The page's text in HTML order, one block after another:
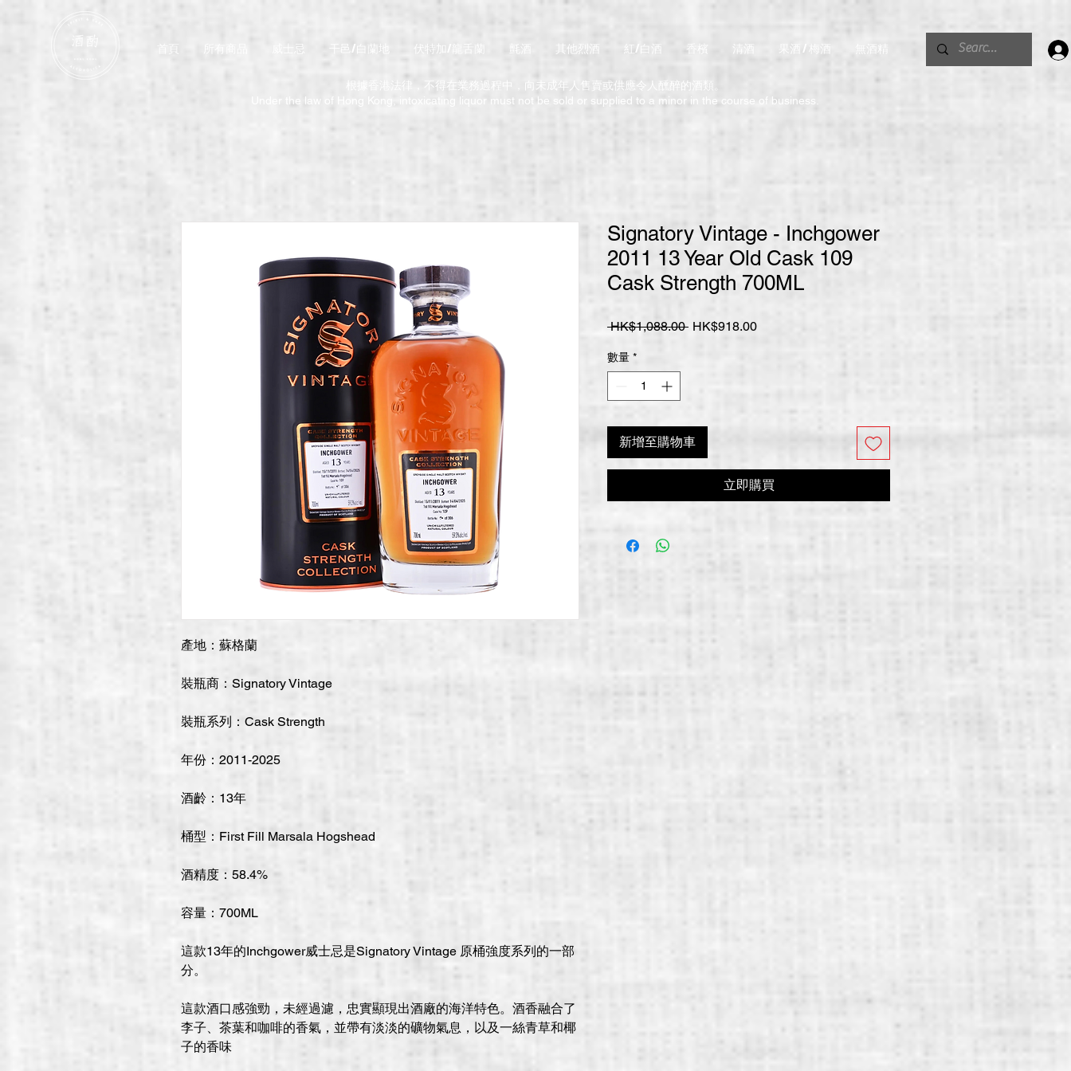
首頁 威士忌 干邑/白蘭地 伏特加/龍舌蘭 氈酒 其他烈酒 紅/白酒 香檳 清酒 果酒 / 梅酒 無酒精
根據香港法律，不得在業務過程中，向未成年人售賣或供應令人醺醉的酒類。
Under the law of Hong Kong, intoxicating liquor must not be sold or supplied to a minor in the course of business.
產地：蘇格蘭
裝瓶商：Signatory Vintage
裝瓶系列：Cask Strength
年份：2011-2025
酒齡：13年
桶型：First Fill Marsala Hogshead
酒精度：58.4%
容量：700ML
這款13年的Inchgower威士忌是Signatory Vintage 原桶強度系列的一部
分。
這款酒口感強勁，未經過濾，忠實顯現出酒廠的海洋特色。酒香融合了
李子、茶葉和咖啡的香氣，並帶有淡淡的礦物氣息，以及一絲青草和椰
子的香味
Signatory Vintage - Inchgower
2011 13 Year Old Cask 109
Cask Strength 700ML
HK$1,088.00 一HK$918.00促
數量 *
新增至購物車
立即購買